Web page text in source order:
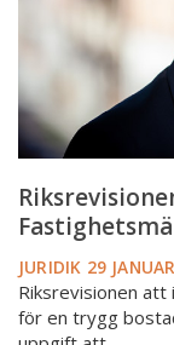
JURIDIK 29
Riksrevisionen
för en trygg